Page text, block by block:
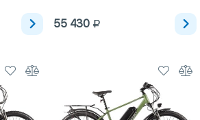
55 430